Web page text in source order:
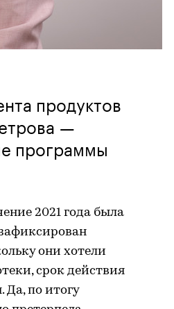
продуктов
—
программы
2021 года была
они хотели
срок действия
Да, по итогу